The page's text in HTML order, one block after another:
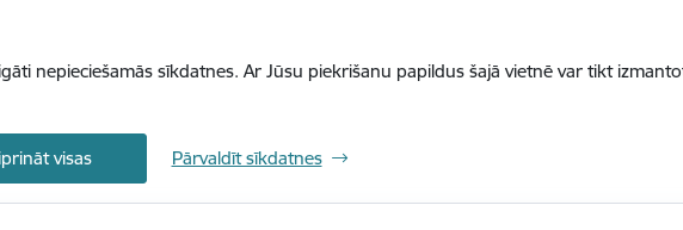
nepieciešamās sīkdatnes. Ar Jūsu piekrišanu papildus šajā vietnē var tikt
visas Pārvaldīt sīkdatnes